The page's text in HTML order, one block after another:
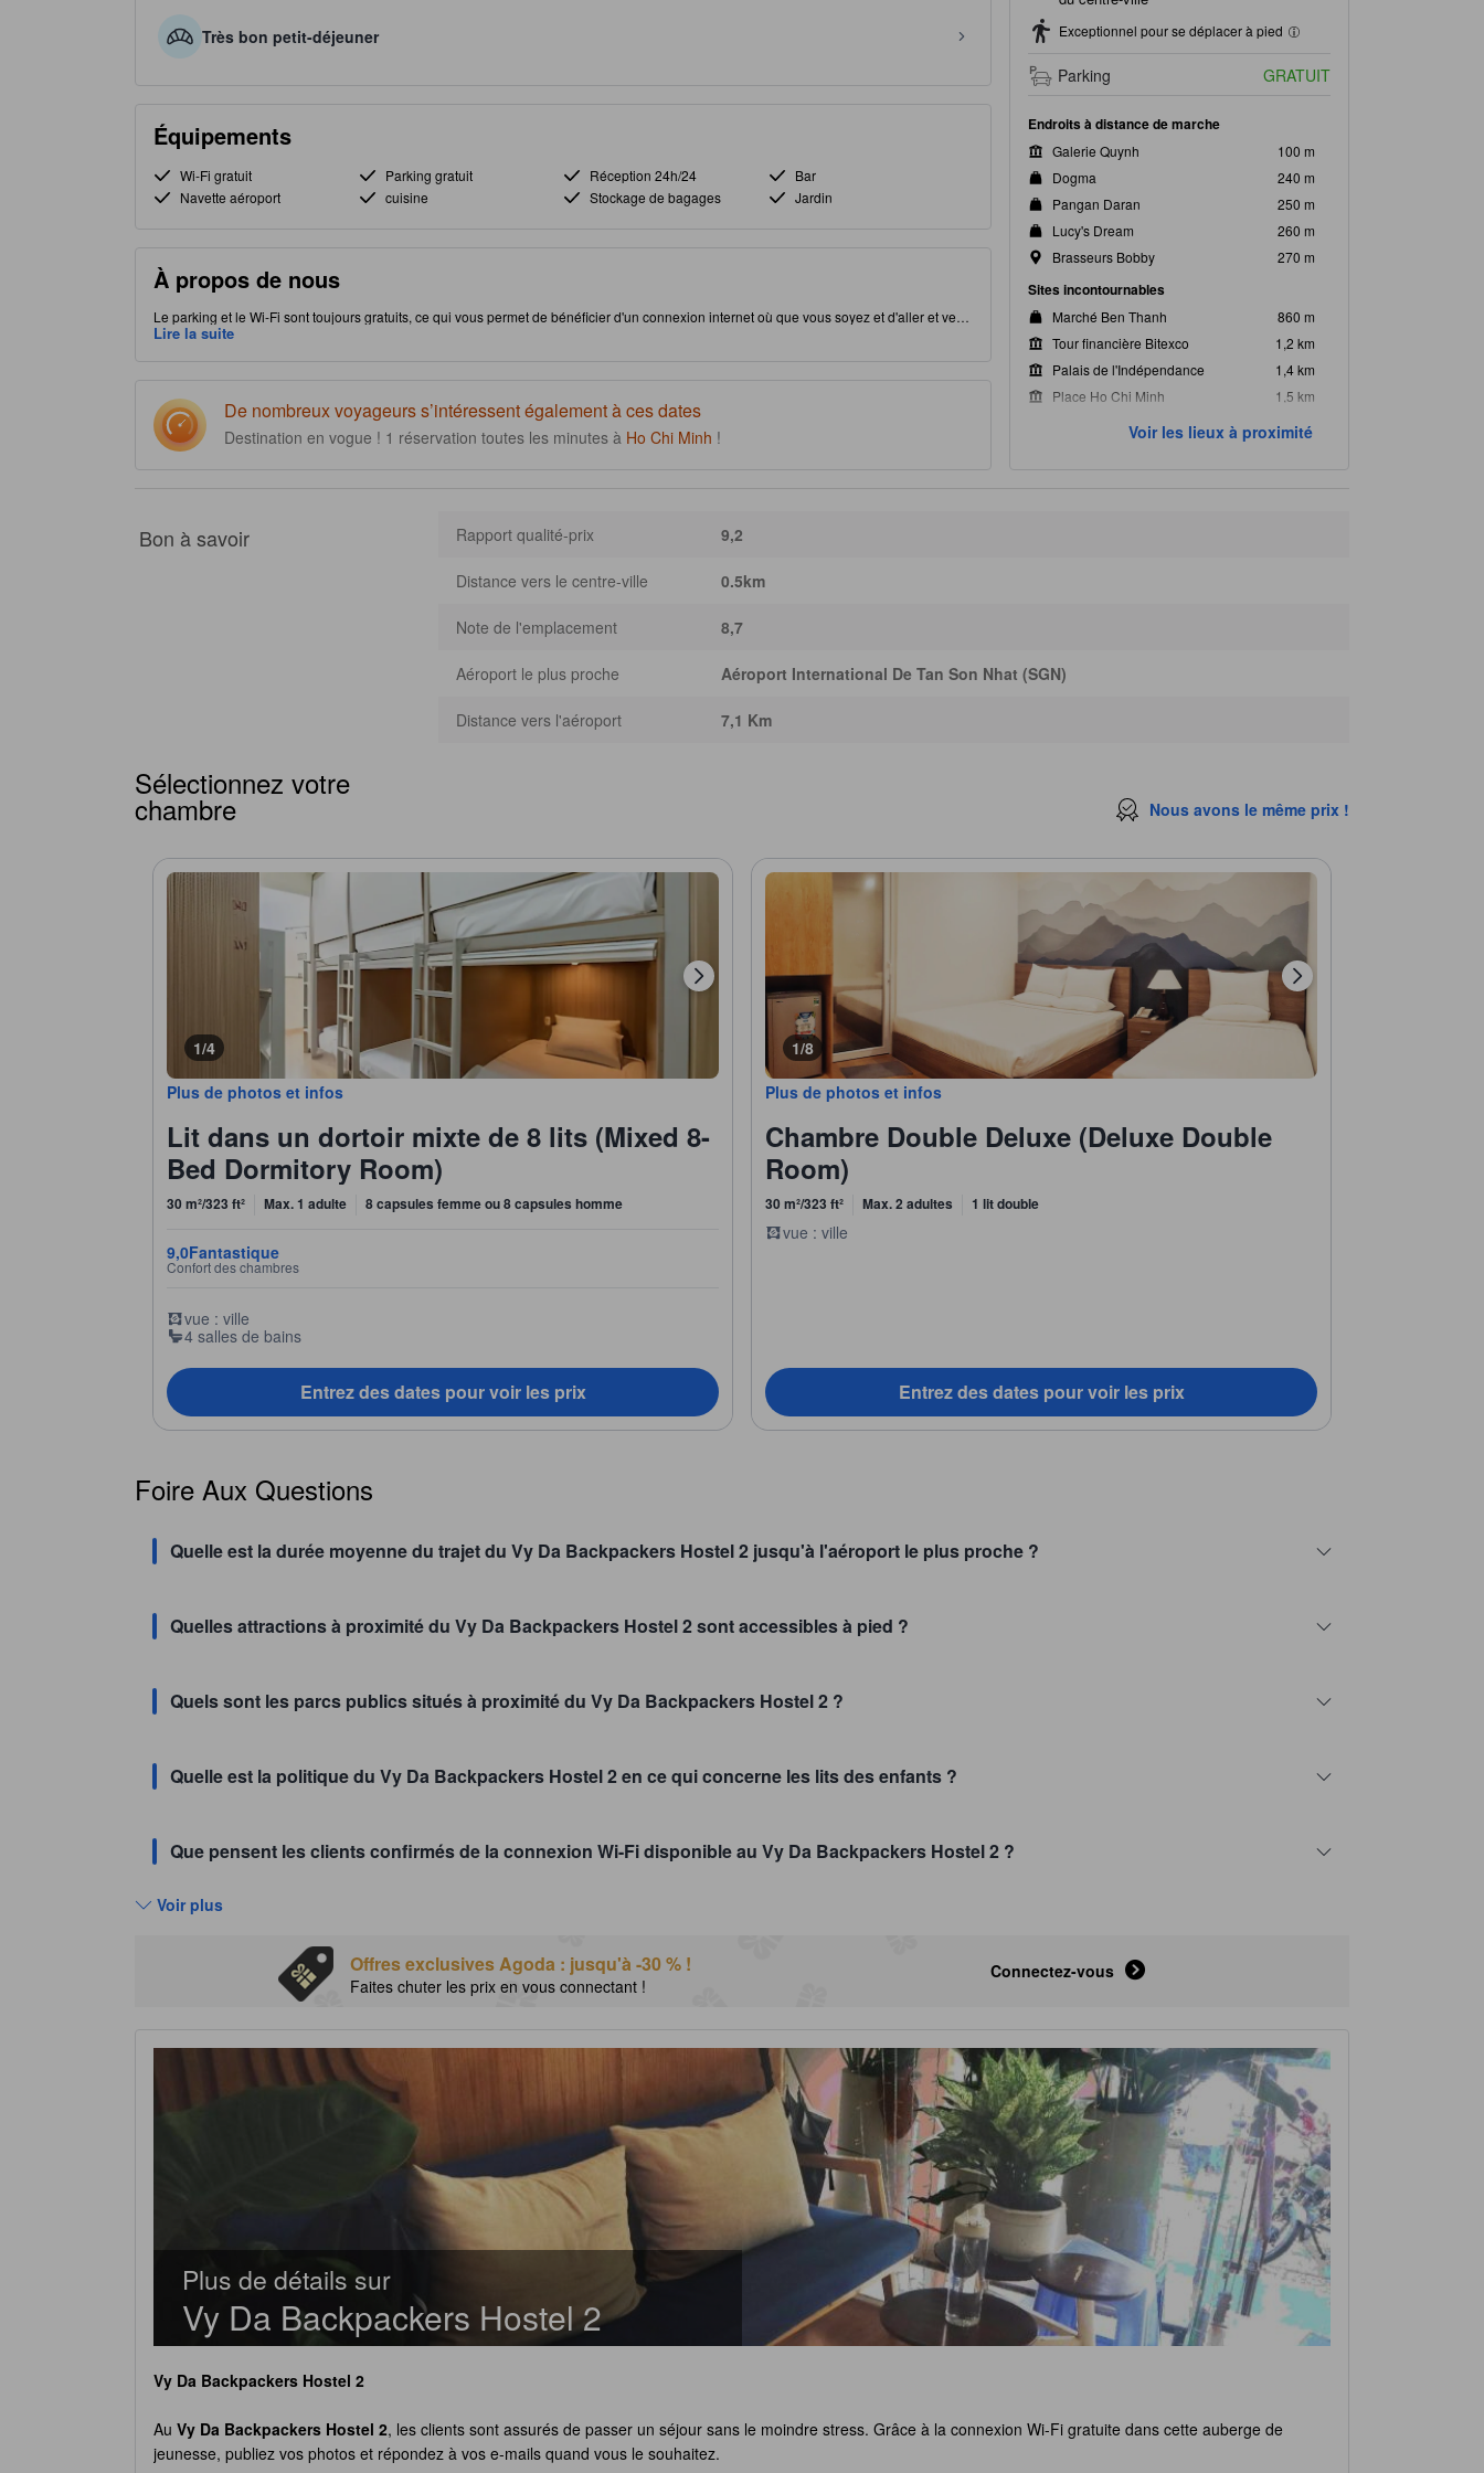
Très bon petit-déjeuner
Équipements
Wi-Fi gratuit Parking gratuit Réception 24h/24
Bar
Navette aéroport
cuisine Stockage de bagages Jardin
À propos de nous
Le parking et le Wi-Fi sont toujours gratuits, ce qui vous permet de bénéficier d'un connexion internet où que vous soyez et d'aller et venir
à votre guise. Idéalement situé, District 1 à Ho Chi Minh, cet établissement vous permet d'accéder facilement à des attractions
Lire la suite
De nombreux voyageurs s’intéressent également à ces dates
Destination en vogue ! 1 réservation toutes les minutes à Ho Chi Minh !
Exceptionnel pour se déplacer à pied
Parking GRATUIT
Endroits à distance de marche
Galerie Quynh
100 m
Dogma
240 m
Pangan Daran
250 m
Lucy's Dream
260 m
Brasseurs Bobby
270 m
Sites incontournables
Marché Ben Thanh
860 m
Tour financière Bitexco
1,2 km
Palais de l'Indépendance
1,4 km
Place Ho Chi Minh
1,5 km
A O Show - Lune Production
1,5 km
Voir les lieux à proximité
Bon à savoir Rapport qualité-prix 9,2
Distance vers le centre-ville 0.5km
Note de l'emplacement 8,7
Aéroport le plus proche Aéroport International De Tan Son Nhat (SGN)
Distance vers l'aéroport 7,1 Km
Sélectionnez votre
chambre Nous avons le même prix !
1/4
Plus de photos et infos
Lit dans un dortoir mixte de 8 lits (Mixed 8-
Bed Dormitory Room)
30 m²/323 ft² Max. 1 adulte 8 capsules femme ou 8 capsules homme
9,0Fantastique
Confort des chambres
vue : ville
4 salles de bains
Entrez des dates pour voir les prix
1/8
Plus de photos et infos
Chambre Double Deluxe (Deluxe Double
Room)
30 m²/323 ft² Max. 2 adultes 1 lit double
vue : ville
Entrez des dates pour voir les prix
Foire Aux Questions
Quelle est la durée moyenne du trajet du Vy Da Backpackers Hostel 2 jusqu'à l'aéroport le plus proche ?
Quelles attractions à proximité du Vy Da Backpackers Hostel 2 sont accessibles à pied ?
Quels sont les parcs publics situés à proximité du Vy Da Backpackers Hostel 2 ?
Quelle est la politique du Vy Da Backpackers Hostel 2 en ce qui concerne les lits des enfants ?
Que pensent les clients confirmés de la connexion Wi-Fi disponible au Vy Da Backpackers Hostel 2 ?
Voir plus
Offres exclusives Agoda : jusqu'à -30 % !
Faites chuter les prix en vous connectant !
Connectez-vous
Plus de détails sur
Vy Da Backpackers Hostel 2
Vy Da Backpackers Hostel 2
Au Vy Da Backpackers Hostel 2, les clients sont assurés de passer un séjour sans le moindre stress. Grâce à la connexion Wi-Fi gratuite dans cette auberge de
jeunesse, publiez vos photos et répondez à vos e-mails quand vous le souhaitez.